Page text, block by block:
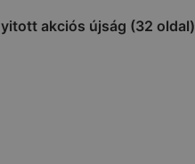
akciós újság (32 oldal)